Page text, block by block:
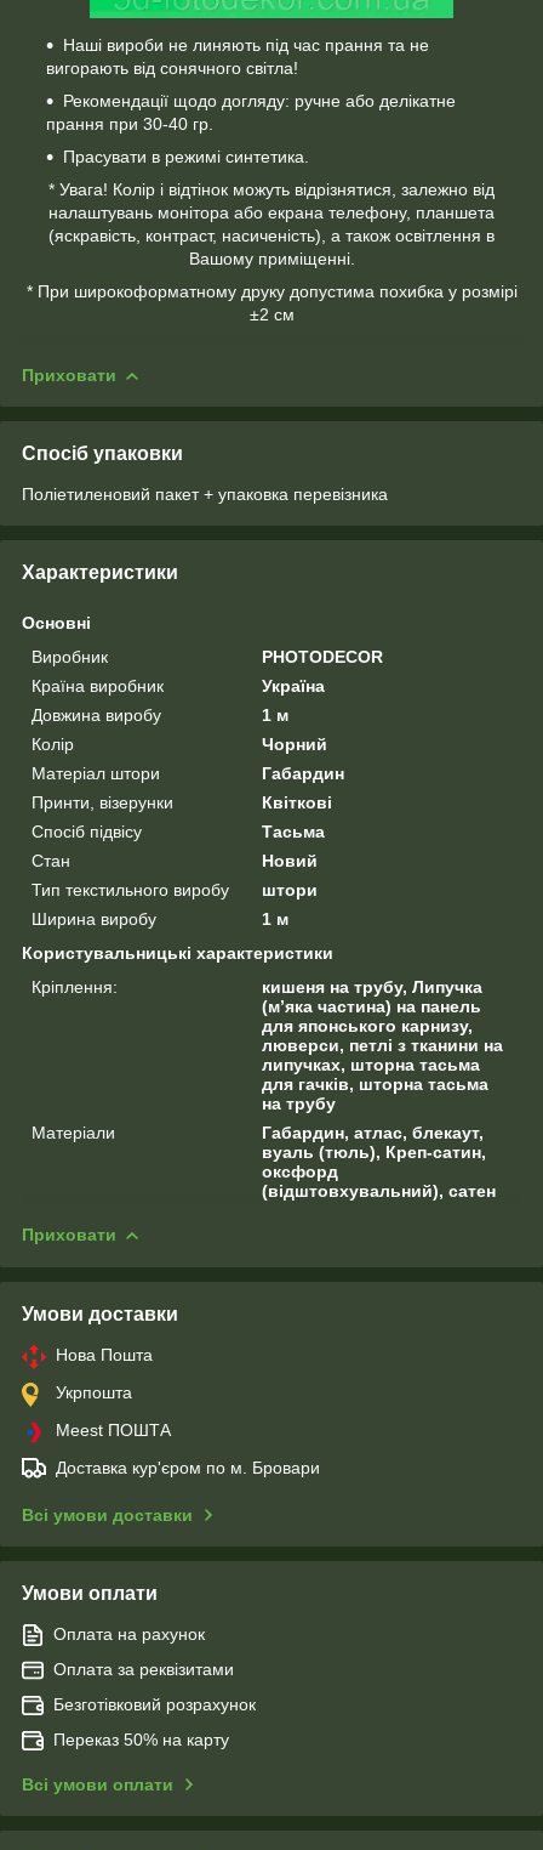
Наші вироби не линяють під час прання та не
вигорають від сонячного світла!
Рекомендації щодо догляду: ручне або делікатне
прання при 30-40 гр.
Прасувати в режимі синтетика.
* Увага! Колір і відтінок можуть відрізнятися, залежно від
налаштувань монітора або екрана телефону, планшета
(яскравість, контраст, насиченість), а також освітлення в
Вашому приміщенні.
* При широкоформатному друку допустима похибка у розмірі
±2 см
Приховати
Спосіб упаковки
Поліетиленовий пакет + упаковка перевізника
Характеристики
Основні
Виробник
PHOTODECOR
Країна виробник
Україна
Довжина виробу
1 м
Колір
Чорний
Матеріал штори
Габардин
Принти, візерунки
Квіткові
Спосіб підвісу
Тасьма
Стан
Новий
Тип текстильного виробу
штори
Ширина виробу
1 м
Користувальницькі характеристики
Кріплення:
кишеня на трубу, Липучка
(м’яка частина) на панель
для японського карнизу,
люверси, петлі з тканини на
липучках, шторна тасьма
для гачків, шторна тасьма
на трубу
Матеріали
Габардин, атлас, блекаут,
вуаль (тюль), Креп-сатин,
оксфорд
(відштовхувальний), сатен
Приховати
Умови доставки
Нова Пошта
Укрпошта
Meest ПОШТА
Доставка кур'єром по м. Бровари
Всі умови доставки
Умови оплати
Оплата на рахунок
Оплата за реквізитами
Безготівковий розрахунок
Переказ 50% на карту
Всі умови оплати